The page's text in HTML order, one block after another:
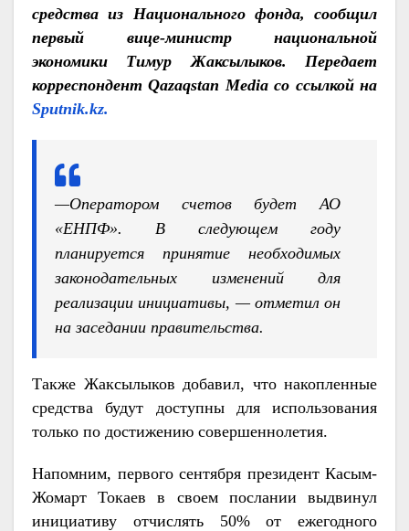
средства из Национального фонда, сообщил
первый вице-министр национальной
экономики Тимур Жаксылыков. Передает
корреспондент Qazaqstan Media со ссылкой на
Sputnik.kz.
—Оператором счетов будет АО
«ЕНПФ». В следующем году
планируется принятие необходимых
законодательных изменений для
реализации инициативы, — отметил он
на заседании правительства.
Также Жаксылыков добавил, что накопленные
средства будут доступны для использования
только по достижению совершеннолетия.
Напомним, первого сентября президент Касым-
Жомарт Токаев в своем послании выдвинул
инициативу отчислять 50% от ежегодного